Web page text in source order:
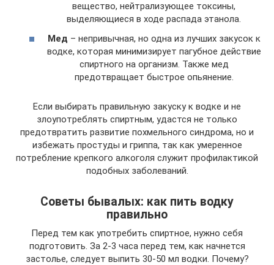
вещество, нейтрализующее токсины,
выделяющиеся в ходе распада этанола.
Мед – непривычная, но одна из лучших закусок к
водке, которая минимизирует пагубное действие
спиртного на организм. Также мед
предотвращает быстрое опьянение.
Если выбирать правильную закуску к водке и не
злоупотреблять спиртным, удастся не только
предотвратить развитие похмельного синдрома, но и
избежать простуды и гриппа, так как умеренное
потребление крепкого алкоголя служит профилактикой
подобных заболеваний.
Советы бывалых: как пить водку
правильно
Перед тем как употребить спиртное, нужно себя
подготовить. За 2-3 часа перед тем, как начнется
застолье, следует выпить 30-50 мл водки. Почему?